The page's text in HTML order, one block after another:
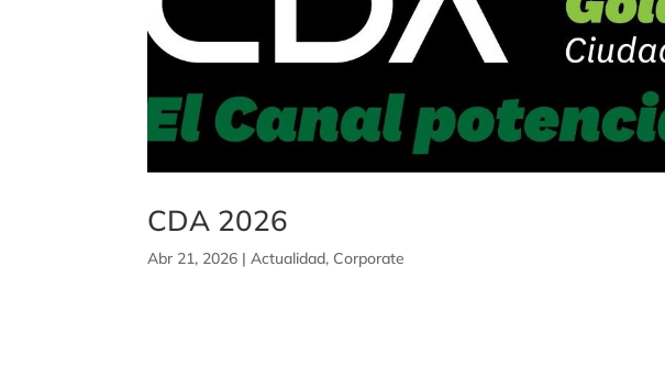
CDA 2026
Abr 21, 2026 |Actualidad, Corporate